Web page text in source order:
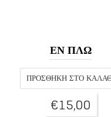
ΕΝ ΠΛΩ
ΠΡΟΣΘΉΚΗ ΣΤΟ
€15,00